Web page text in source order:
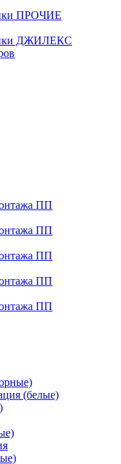
ПРОЧИЕ
ДЖИЛЕКС
ПП
ПП
ПП
ПП
ПП
(белые)